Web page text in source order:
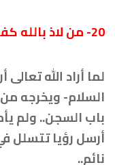
20- من لاذ بالله
لما أراد الله
السلام- ويخرجه
باب السجن.. ولم
أرسل رؤيا تتسلل
نائم..